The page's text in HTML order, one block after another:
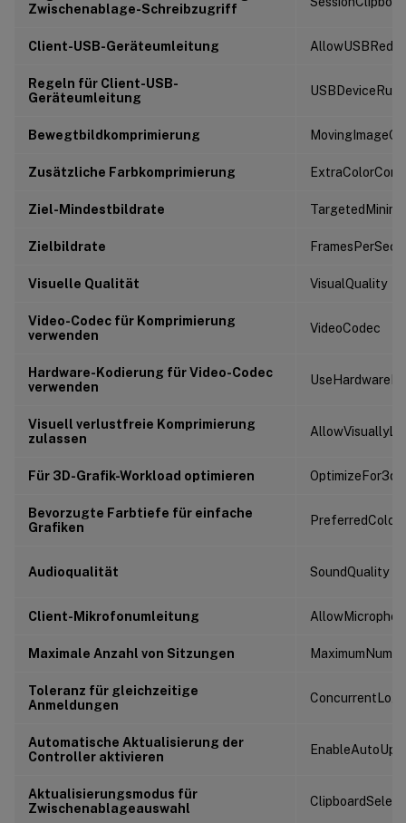
Zwischenablage-Schreibzugriff
Client-USB-Geräteumleitung AllowUSBRedir
Regeln für Client-USB-
Geräteumleitung
Bewegtbildkomprimierung
Zusätzliche Farbkomprimierung
Ziel-Mindestbildrate
Zielbildrate
Visuelle Qualität VisualQuality
Video-Codec für Komprimierung
verwenden
VideoCodec
Hardware-Kodierung für Video-Codec
verwenden
Visuell verlustfreie Komprimierung
zulassen
Für 3D-Grafik-Workload optimieren
Bevorzugte Farbtiefe für einfache
Grafiken
Audioqualität SoundQuality
Client-Mikrofonumleitung
Maximale Anzahl von Sitzungen
Toleranz für gleichzeitige
Anmeldungen
Automatische Aktualisierung der
Controller aktivieren
Aktualisierungsmodus für
Zwischenablageauswahl